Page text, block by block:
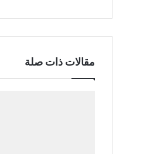
مقالات ذات صلة